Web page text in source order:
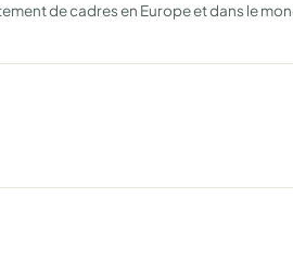
de cadres en Europe et dans le